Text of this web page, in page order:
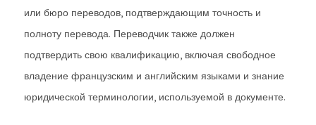
или бюро переводов, подтверждающим точность и
полноту перевода. Переводчик также должен
подтвердить свою квалификацию, включая свободное
владение французским и английским языками и знание
юридической терминологии, используемой в документе.